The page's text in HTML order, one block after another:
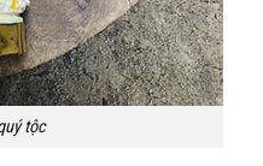
tộc